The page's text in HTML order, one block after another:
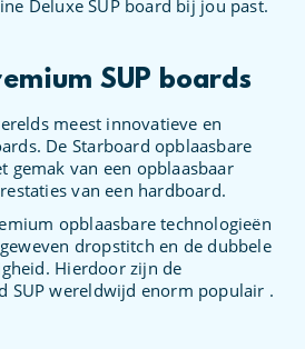
Deluxe SUP board bij jou past.
SUP boards
meest innovatieve en
De Starboard opblaasbare
gemak van een opblaasbaar
van een hardboard.
opblaasbare technologieën
dropstitch en de dubbele
Hierdoor zijn de
SUP wereldwijd enorm populair .